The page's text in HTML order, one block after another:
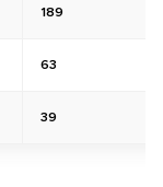
189
63
39